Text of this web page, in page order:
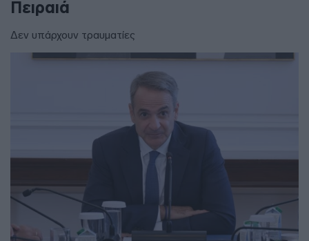
Πειραιά
Δεν υπάρχουν τραυματίες